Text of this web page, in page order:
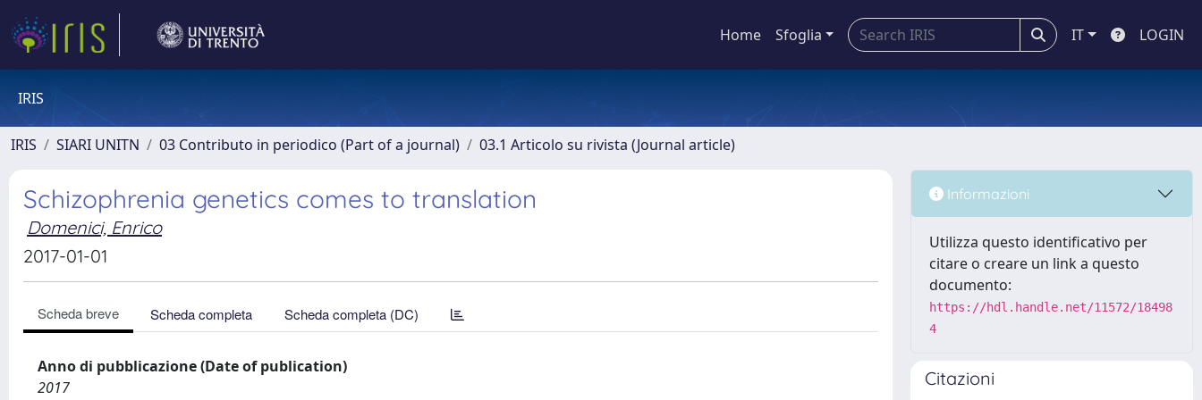
Home Sfoglia IT LOGIN
IRIS
IRIS SIARI UNITN 03 Contributo in periodico (Part of a journal) 03.1 Articolo su rivista (Journal article)
Schizophrenia genetics comes to translation
Domenici, Enrico
2017-01-01
Scheda breve Scheda completa Scheda completa (DC)
Anno di pubblicazione (Date of publication)
2017
Informazioni
Utilizza questo identificativo per
citare o creare un link a questo
documento:
https://hdl.handle.net/11572/18498
4
Citazioni